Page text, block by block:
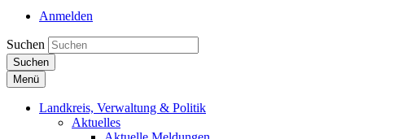
Anmelden
Suchen
Suchen
Menü
Landkreis, Verwaltung & Politik
Aktuelles